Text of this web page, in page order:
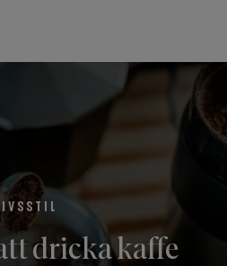
dricka kaffe